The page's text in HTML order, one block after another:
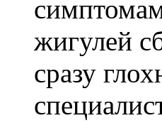
жигулей
сразу